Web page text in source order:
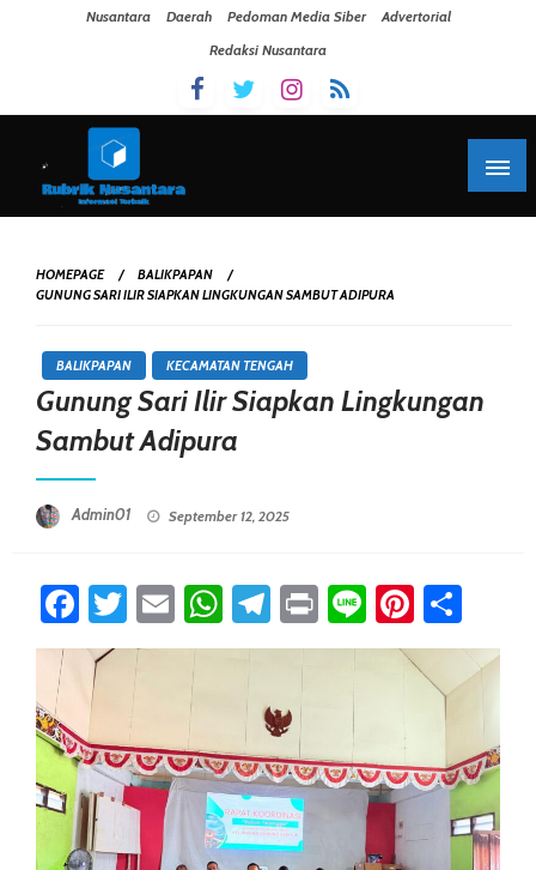
Nusantara Daerah Pedoman Media Siber
Advertorial
Redaksi Nusantara
HOMEPAGE
BALIKPAPAN
GUNUNG SARI ILIR SIAPKAN LINGKUNGAN SAMBUT ADIPURA
BALIKPAPAN KECAMATAN TENGAH
Gunung Sari Ilir Siapkan Lingkungan
Sambut Adipura
Admin01 September 12, 2025
Facebook
Twitter
EmailWhatsApp
Telegram
PrintLine